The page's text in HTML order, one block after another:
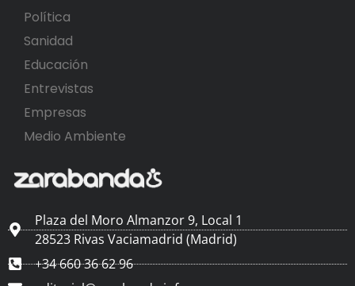
Política
Sanidad
Educación
Entrevistas
Empresas
Medio Ambiente
Plaza del Moro Almanzor 9, Local 1
28523 Rivas Vaciamadrid (Madrid)
+34 660 36 62 96